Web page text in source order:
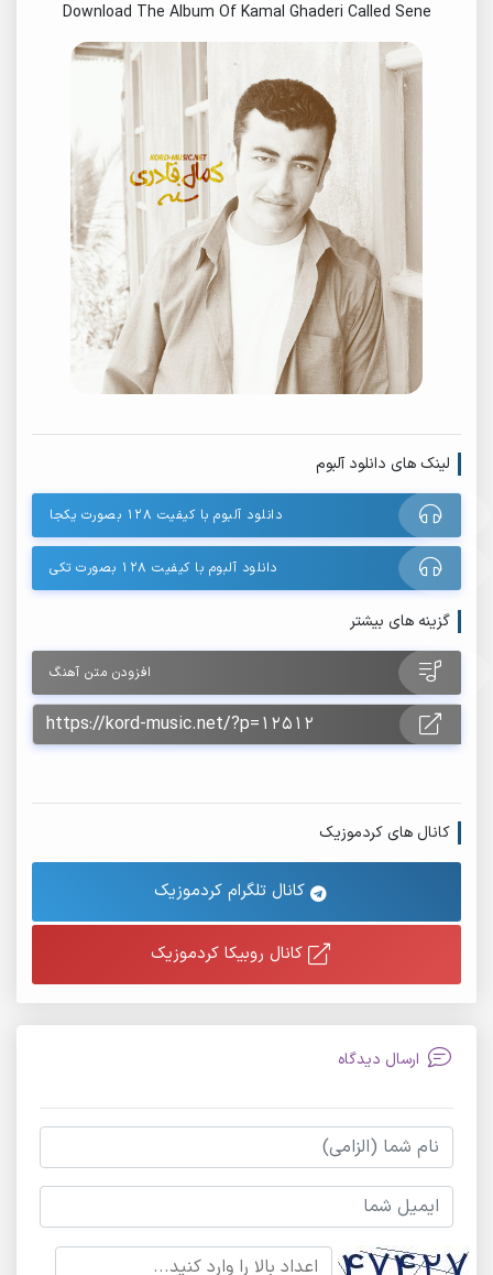
Download The Album Of Kamal Ghaderi Called Sene
لینک های دانلود آلبوم
دانلود آلبوم با کیفیت 128 بصورت یکجا
دانلود آلبوم با کیفیت 128 بصورت تکی
گزینه های بیشتر
افزودن متن آهنگ
کانال های کردموزیک
کانال تلگرام کردموزیک
کانال روبیکا کردموزیک
ارسال دیدگاه